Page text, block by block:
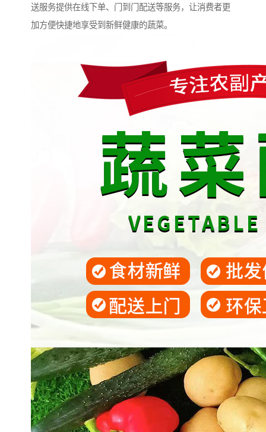
送服务提供在线下单、门到门配送等服务，让消费者更
加方便快捷地享受到新鲜健康的蔬菜。